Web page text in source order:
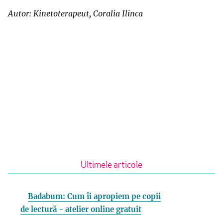
Autor: Kinetoterapeut, Coralia Ilinca
Ultimele articole
Badabum: Cum îi apropiem pe copii
de lectură - atelier online gratuit